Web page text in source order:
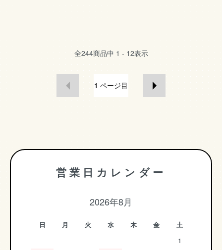
全244商品中 1 - 12表示
1 ページ目
営業日カレンダー
2026年8月
日 月 火 水 木 金
土
1